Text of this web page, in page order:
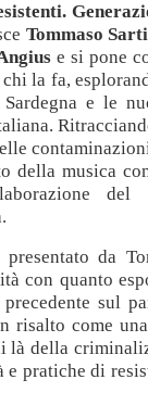
Tommaso Sarti
e si pone
la fa,
e le
della musica
da
con quanto
sul
risalto come
là della
pratiche di